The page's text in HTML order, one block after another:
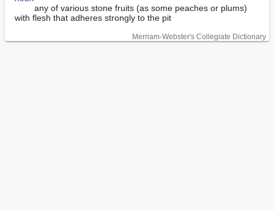
with flesh that adheres strongly to the pit
Merriam-Webster's Collegiate Dictionary